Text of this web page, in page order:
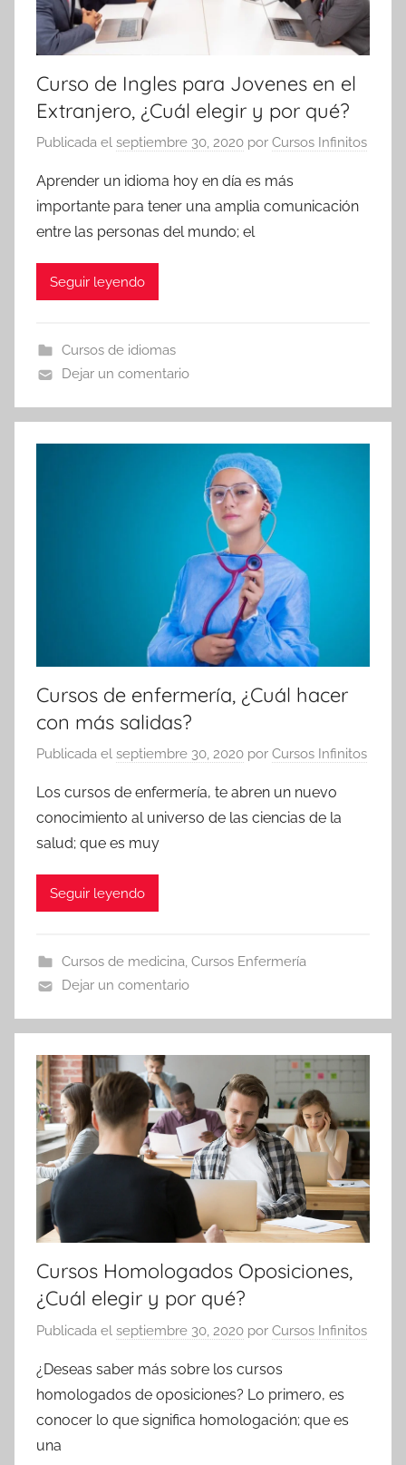
Curso de Ingles para Jovenes en el
Extranjero, ¿Cuál elegir y por qué?
Publicada el septiembre 30, 2020 por Cursos Infinitos
Aprender un idioma hoy en día es más
importante para tener una amplia comunicación
entre las personas del mundo; el
Seguir leyendo
Cursos de idiomas
Dejar un comentario
Cursos de enfermería, ¿Cuál hacer
con más salidas?
Publicada el septiembre 30, 2020 por Cursos Infinitos
Los cursos de enfermería, te abren un nuevo
conocimiento al universo de las ciencias de la
salud; que es muy
Seguir leyendo
Cursos de medicina, Cursos Enfermería
Dejar un comentario
Cursos Homologados Oposiciones,
¿Cuál elegir y por qué?
Publicada el septiembre 30, 2020 por Cursos Infinitos
¿Deseas saber más sobre los cursos
homologados de oposiciones? Lo primero, es
conocer lo que significa homologación; que es
una